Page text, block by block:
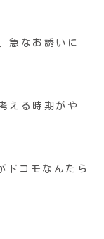
急なお誘いに
える時期がや
ドコモなんたら